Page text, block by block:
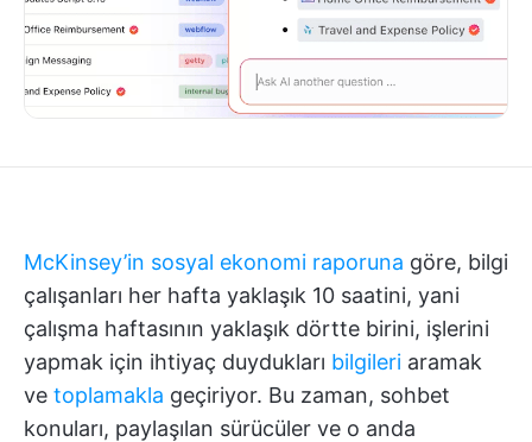
McKinsey’in sosyal ekonomi raporuna göre, bilgi
çalışanları her hafta yaklaşık 10 saatini, yani
çalışma haftasının yaklaşık dörtte birini, işlerini
yapmak için ihtiyaç duydukları bilgileri aramak
ve toplamakla geçiriyor. Bu zaman, sohbet
konuları, paylaşılan sürücüler ve o anda